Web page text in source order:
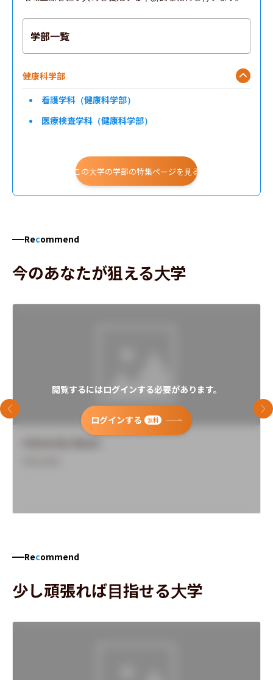
学部一覧
健康科学部
看護学科（健康科学部）
医療検査学科（健康科学部）
この大学の学部の特集ページを見る
Recommend
今のあなたが狙える大学
閲覧するにはログインする必要があります。
ログインする 無料
前のスライド 次
Recommend
少し頑張れば目指せる大学